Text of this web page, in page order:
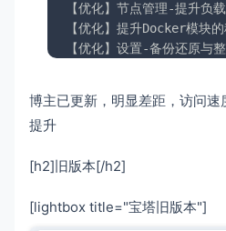
【优化】节点管理-提升负
【优化】提升Docker模块
【优化】设置-备份还原与
【优化】安全-SSH登录告
题
题
博主已更新，明显差距，访问
提升
[h2]旧版本[/h2]
[lightbox title="宝塔旧版本"]